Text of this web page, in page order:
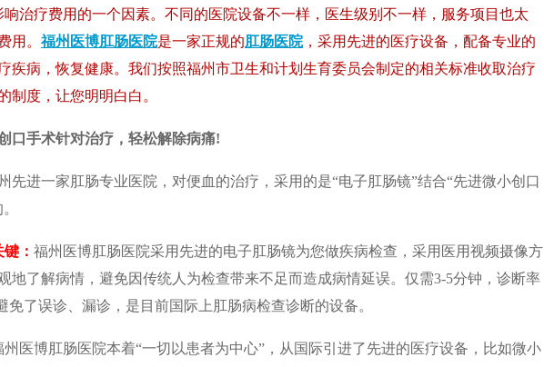
响治疗费用的一个因素。不同的医院设备不一样，医生级别不一样，服务项目也太
用。福州医博肛肠医院是一家正规的肛肠医院，采用先进的医疗设备，配备专业的
疾病，恢复健康。我们按照福州市卫生和计划生育委员会制定的相关标准收取治疗
制度，让您明明白白。
口手术针对治疗，轻松解除病痛!
先进一家肛肠专业医院，对便血的治疗，采用的是“电子肛肠镜”结合“先进微小创口
： 福州医博肛肠医院采用先进的电子肛肠镜为您做疾病检查，采用医用视频摄像方
地了解病情，避免因传统人为检查带来不足而造成病情延误。仅需3-5分钟，诊断率
免了误诊、漏诊，是目前国际上肛肠病检查诊断的设备。
州医博肛肠医院本着“一切以患者为中心”，从国际引进了先进的医疗设备，比如微小